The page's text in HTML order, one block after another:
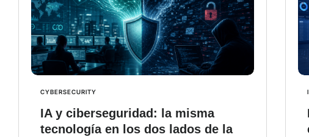
CYBERSECURITY
IA y ciberseguridad: la misma
tecnología en los dos lados de la